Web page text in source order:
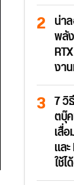
น่า
พลั
งา
7 วิ
ตบุ๊
เสื่
แล
ใช้